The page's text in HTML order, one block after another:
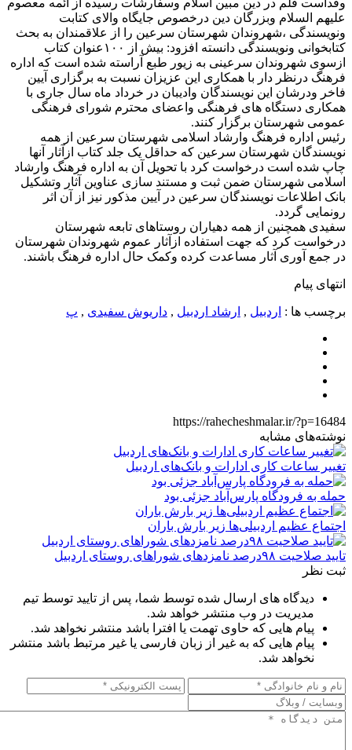
وقداست قلم در دین مبین اسلام وسفارشات رسیده از ائمه معصوم
علیهم السلام وبزرگان دین درخصوص جایگاه والای کتابت
ونویسندگی ،شهروندان شهرستان سرعین را از علاقمندان به بحث
کتابخوانی ونویسندگی دانسته افزود: بیش از ۱۰۰عنوان کتاب
ازسوی شهروندان سرعینی به زیور طبع آراسته شده است که اداره
فرهنگ درنظر دار با همکاری این عزیزان نسبت به برگزاری آیین
فاخر ودرشان این نویسندگان وادیبان در خرداد ماه سال جاری با
همکاری دستگاه های فرهنگی واعضای محترم شورای فرهنگی
عمومی شهرستان برگزار کنند.
رئیس اداره فرهنگ وارشاد اسلامی شهرستان سرعین از همه
نویسندگان شهرستان سرعین که حداقل یک جلد کتاب ازآثار آنها
چاپ شده است درخواست کرد با تحویل آن به اداره فرهنگ وارشاد
اسلامی شهرستان ضمن ثبت و مستند سازی عناوین آثار وتشکیل
بانک اطلاعات نویسندگان سرعین در آیین مذکور نیز از آن اثر
رونمایی گردد.
سفیدی همچنین از همه دهیاران روستاهای تابعه شهرستان
درخواست کرد که جهت استفاده ازآثار عموم شهروندان شهرستان
در جمع آوری آثار مساعدت کرده وکمک حال اداره فرهنگ باشند.
انتهای پیام
برچسب ها : اردبیل , ارشاد اردبیل , داریوش سفیدی , پ
https://rahecheshmalar.ir/?p=16484
نوشته‌های مشابه
تغییر ساعات کاری ادارات و بانک‌های اردبیل
حمله به فرودگاه پارس‌‌آباد جزئی بود
اجتماع عظیم اردبیلی‌ها زیر بارش باران
تایید صلاحیت ۹۸درصد نامزدهای شوراهای روستای اردبیل
ثبت نظر
دیدگاه های ارسال شده توسط شما، پس از تایید توسط تیم
مدیریت در وب منتشر خواهد شد.
پیام هایی که حاوی تهمت یا افترا باشد منتشر نخواهد شد.
پیام هایی که به غیر از زبان فارسی یا غیر مرتبط باشد منتشر
نخواهد شد.